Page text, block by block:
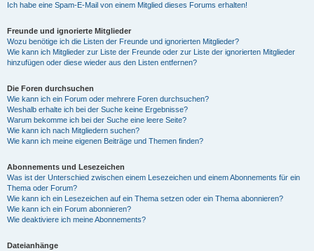
Ich habe eine Spam-E-Mail von einem Mitglied dieses Forums erhalten!
Freunde und ignorierte Mitglieder
Wozu benötige ich die Listen der Freunde und ignorierten Mitglieder?
Wie kann ich Mitglieder zur Liste der Freunde oder zur Liste der ignorierten Mitglieder
hinzufügen oder diese wieder aus den Listen entfernen?
Die Foren durchsuchen
Wie kann ich ein Forum oder mehrere Foren durchsuchen?
Weshalb erhalte ich bei der Suche keine Ergebnisse?
Warum bekomme ich bei der Suche eine leere Seite?
Wie kann ich nach Mitgliedern suchen?
Wie kann ich meine eigenen Beiträge und Themen finden?
Abonnements und Lesezeichen
Was ist der Unterschied zwischen einem Lesezeichen und einem Abonnements für ein
Thema oder Forum?
Wie kann ich ein Lesezeichen auf ein Thema setzen oder ein Thema abonnieren?
Wie kann ich ein Forum abonnieren?
Wie deaktiviere ich meine Abonnements?
Dateianhänge